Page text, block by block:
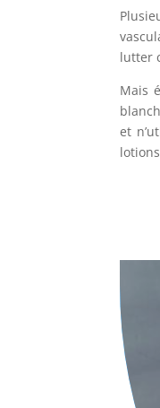
lutter
Mais
et